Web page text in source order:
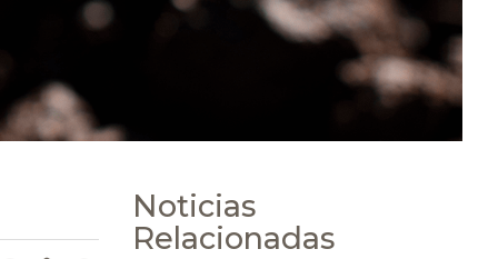
Noticias
Relacionadas